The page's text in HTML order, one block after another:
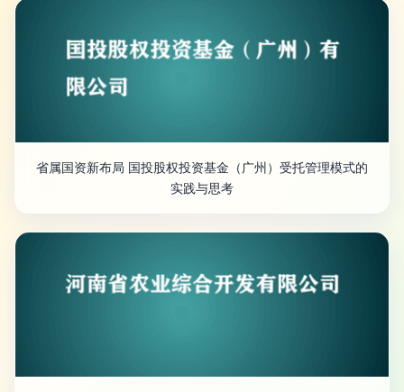
省属国资新布局 国投股权投资基金（广州）受托管理模式的
实践与思考